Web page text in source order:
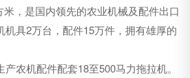
，是国内领先的农业机械及配件出口
具2万台，配件15万件，拥有雄厚的
农机配件配套18至500马力拖拉机。